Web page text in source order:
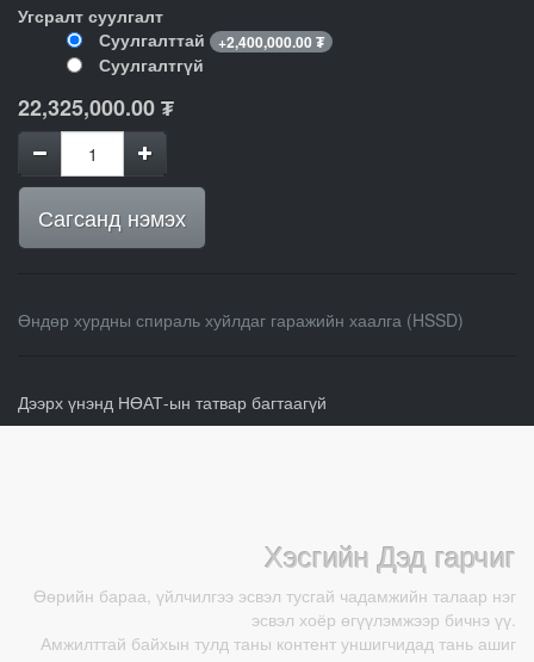
Угсралт суулгалт
Суулгалттай
+2,400,000.00 ₮
Суулгалтгүй
22,325,000.00₮
Сагсанд нэмэх
Өндөр хурдны спираль хуйлдаг гаражийн хаалга (HSSD)
Дээрх үнэнд НӨАТ-ын татвар багтаагүй
Хэсгийн Дэд гарчиг
Өөрийн бараа, үйлчилгээ эсвэл тусгай чадамжийн талаар нэг
эсвэл хоёр өгүүлэмжээр бичнэ үү.
Амжилттай байхын тулд таны контент уншигчидад тань ашиг